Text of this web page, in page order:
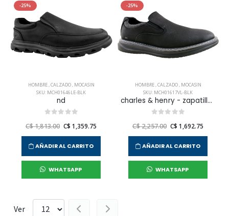
-25%
HOMBRE,CALZADO, MOCASIN
SKU: MCH01646LE-BLK
nd
C$ 1,813.00 C$ 1,359.75
AÑADIR AL CARRITO
WHATSAPP
-25%
HOMBRE,CALZADO, MOCASIN
SKU: MCH01617VL-BLK
charles & henry - zapatilla mocasin vestir walk n work para hombre
C$ 2,257.00 C$ 1,692.75
AÑADIR AL CARRITO
WHATSAPP
Ver